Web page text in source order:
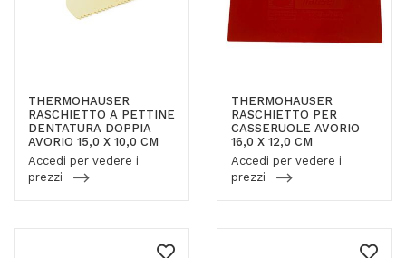
THERMOHAUSER
RASCHIETTO A PETTINE
DENTATURA DOPPIA
AVORIO 15,0 X 10,0 CM
Accedi per vedere i
prezzi
THERMOHAUSER
RASCHIETTO PER
CASSERUOLE AVORIO
16,0 X 12,0 CM
Accedi per vedere i
prezzi